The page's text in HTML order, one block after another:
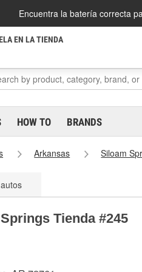
Encuentra la batería correcta
EN LA TIENDA
HOW TO BRANDS
Arkansas Siloam
Tienda #245